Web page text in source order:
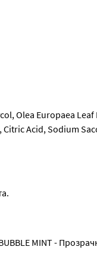
Olea Europaea
Acid, Sodium
MINT -